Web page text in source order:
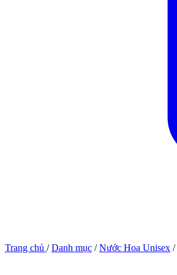
Trang chủ / Danh mục / Nước Hoa Unisex /